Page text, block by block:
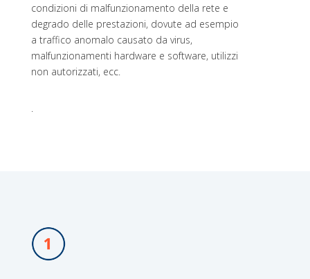
condizioni di malfunzionamento della rete e
degrado delle prestazioni, dovute ad esempio
a traffico anomalo causato da virus,
malfunzionamenti hardware e software, utilizzi
non autorizzati, ecc.
.